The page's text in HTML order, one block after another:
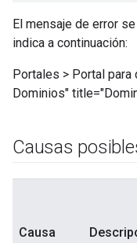
El mensaje de error
indica a continuación:
Portales > Portal para
Dominios"
Causas
Causa